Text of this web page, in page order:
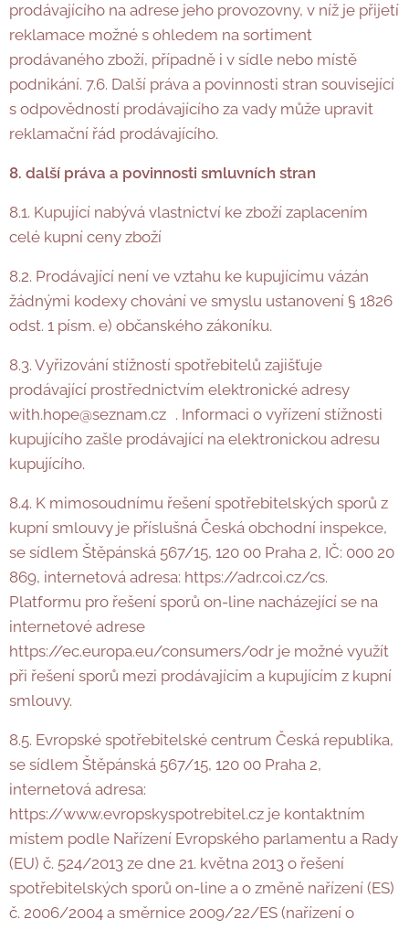
prodávajícího na adrese jeho provozovny, v níž je přijetí
reklamace možné s ohledem na sortiment
prodávaného zboží, případně i v sídle nebo místě
podnikání. 7.6. Další práva a povinnosti stran související
s odpovědností prodávajícího za vady může upravit
reklamační řád prodávajícího.
8. další práva a povinnosti smluvních stran
8.1. Kupující nabývá vlastnictví ke zboží zaplacením
celé kupní ceny zboží
8.2. Prodávající není ve vztahu ke kupujícímu vázán
žádnými kodexy chování ve smyslu ustanovení § 1826
odst. 1 písm. e) občanského zákoníku.
8.3. Vyřizování stížností spotřebitelů zajišťuje
prodávající prostřednictvím elektronické adresy
with.hope@seznam.cz . Informaci o vyřízení stížnosti
kupujícího zašle prodávající na elektronickou adresu
kupujícího.
8.4. K mimosoudnímu řešení spotřebitelských sporů z
kupní smlouvy je příslušná Česká obchodní inspekce,
se sídlem Štěpánská 567/15, 120 00 Praha 2, IČ: 000 20
869, internetová adresa: https://adr.coi.cz/cs.
Platformu pro řešení sporů on-line nacházející se na
internetové adrese
https://ec.europa.eu/consumers/odr je možné využít
při řešení sporů mezi prodávajícím a kupujícím z kupní
smlouvy.
8.5. Evropské spotřebitelské centrum Česká republika,
se sídlem Štěpánská 567/15, 120 00 Praha 2,
internetová adresa:
https://www.evropskyspotrebitel.cz je kontaktním
místem podle Nařízení Evropského parlamentu a Rady
(EU) č. 524/2013 ze dne 21. května 2013 o řešení
spotřebitelských sporů on-line a o změně nařízení (ES)
č. 2006/2004 a směrnice 2009/22/ES (nařízení o